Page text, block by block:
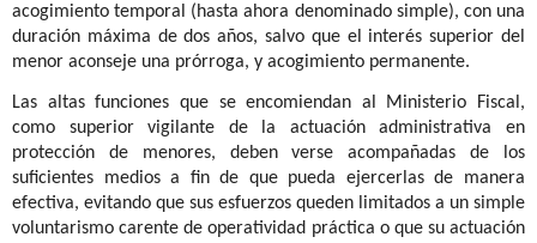
acogimiento temporal (hasta ahora denominado simple), con una
duración máxima de dos años, salvo que el interés superior del
menor aconseje una prórroga, y acogimiento permanente.
Las altas funciones que se encomiendan al Ministerio Fiscal,
como superior vigilante de la actuación administrativa en
protección de menores, deben verse acompañadas de los
suficientes medios a fin de que pueda ejercerlas de manera
efectiva, evitando que sus esfuerzos queden limitados a un simple
voluntarismo carente de operatividad práctica o que su actuación